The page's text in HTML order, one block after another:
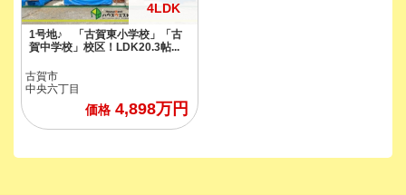
4LDK
1号地♪ 「古賀東小学校」「古
賀中学校」校区！LDK20.3帖...
古賀市
中央六丁目
価格4,898万円